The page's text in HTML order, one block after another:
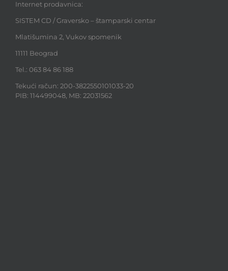
Internet prodavnica:
SISTEM CD / Graversko – štamparski centar
Mlatišumina 2, Vukov spomenik
11111 Beograd
Tel.: 063 84 86 188
Tekući račun: 200-3822550101033-20
PIB: 114499048, MB: 22031562